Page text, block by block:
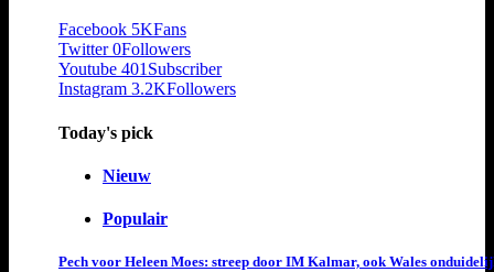
Facebook 5KFans
Twitter 0Followers
Youtube 401Subscriber
Instagram 3.2KFollowers
Today's pick
Nieuw
Populair
Pech voor Heleen Moes: streep door IM Kalmar, ook Wales